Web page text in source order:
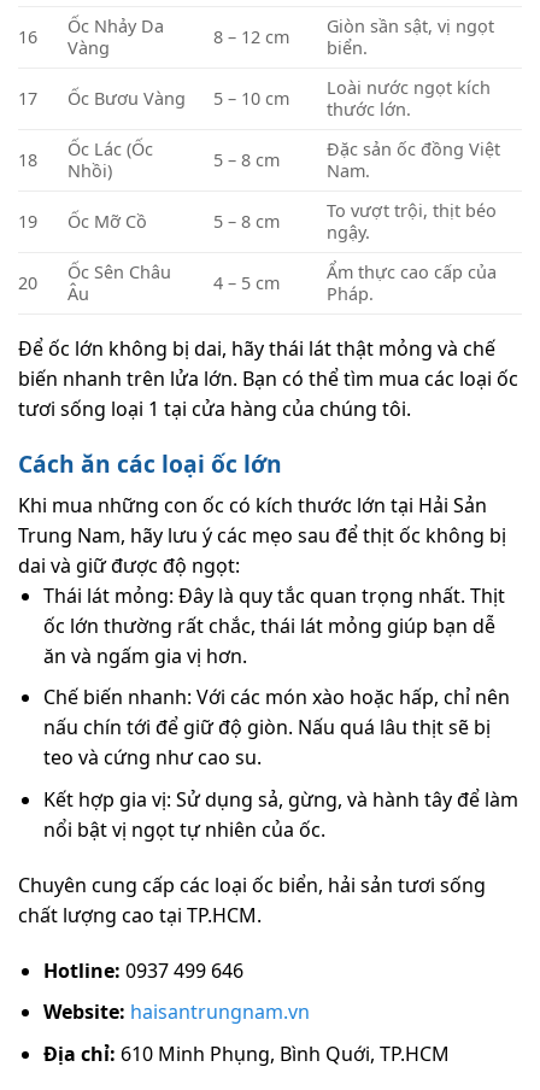
16
Ốc Nhảy Da
Vàng
8 – 12 cm
Giòn sần sật, vị ngọt
biển.
17 Ốc Bươu Vàng 5 – 10 cm
Loài nước ngọt kích
thước lớn.
18
Ốc Lác (Ốc
Nhồi)
5 – 8 cm
Đặc sản ốc đồng Việt
Nam.
19 Ốc Mỡ Cồ 5 – 8 cm
To vượt trội, thịt béo
ngậy.
20
Ốc Sên Châu
Âu
4 – 5 cm
Ẩm thực cao cấp của
Pháp.
Để ốc lớn không bị dai, hãy thái lát thật mỏng và chế
biến nhanh trên lửa lớn. Bạn có thể tìm mua các loại ốc
tươi sống loại 1 tại cửa hàng của chúng tôi.
Cách ăn các loại ốc lớn
Khi mua những con ốc có kích thước lớn tại Hải Sản
Trung Nam, hãy lưu ý các mẹo sau để thịt ốc không bị
dai và giữ được độ ngọt:
Thái lát mỏng: Đây là quy tắc quan trọng nhất. Thịt
ốc lớn thường rất chắc, thái lát mỏng giúp bạn dễ
ăn và ngấm gia vị hơn.
Chế biến nhanh: Với các món xào hoặc hấp, chỉ nên
nấu chín tới để giữ độ giòn. Nấu quá lâu thịt sẽ bị
teo và cứng như cao su.
Kết hợp gia vị: Sử dụng sả, gừng, và hành tây để làm
nổi bật vị ngọt tự nhiên của ốc.
Chuyên cung cấp các loại ốc biển, hải sản tươi sống
chất lượng cao tại TP.HCM.
Hotline: 0937 499 646
Website: haisantrungnam.vn
Địa chỉ: 610 Minh Phụng, Bình Quới, TP.HCM